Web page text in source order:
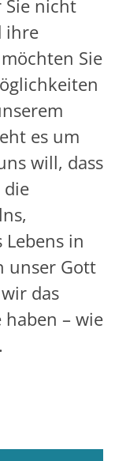
Sie nicht
ihre
Sie
es um
will, dass
die
in
unser Gott
das
haben – wie